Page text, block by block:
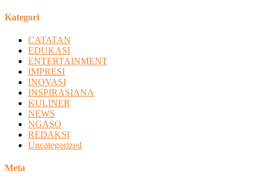
Kategori
CATATAN
EDUKASI
ENTERTAINMENT
IMPRESI
INOVASI
INSPIRASIANA
KULINER
NEWS
NGASO
REDAKSI
Uncategorized
Meta